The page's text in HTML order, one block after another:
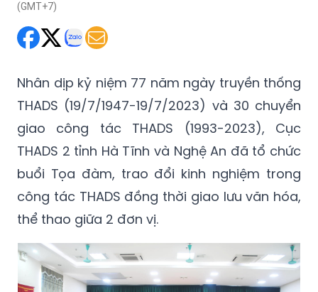
(GMT+7)
Nhân dịp kỷ niệm 77 năm ngày truyền thống
THADS (19/7/1947-19/7/2023) và 30 chuyển
giao công tác THADS (1993-2023), Cục
THADS 2 tỉnh Hà Tĩnh và Nghệ An đã tổ chức
buổi Tọa đàm, trao đổi kinh nghiệm trong
công tác THADS đồng thời giao lưu văn hóa,
thể thao giữa 2 đơn vị.